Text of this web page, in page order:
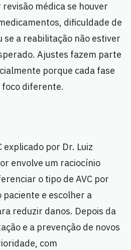
médica se houver
dificuldade de
se a reabilitação não estiver
Ajustes fazem parte
porque cada fase
foco diferente.
explicado por Dr. Luiz
envolve um raciocínio
o tipo de AVC por
paciente e escolher a
reduzir danos. Depois da
e a prevenção de novos
com